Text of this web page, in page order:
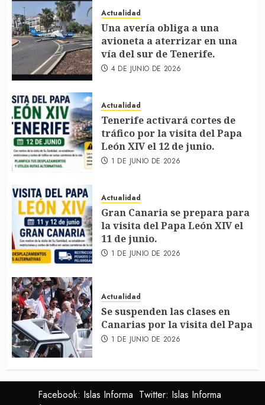
Actualidad
Una avería obliga a una
avioneta a aterrizar en una
vía del sur de Tenerife.
4 DE JUNIO DE 2026
Actualidad
Tenerife activará cortes de
tráfico por la visita del Papa
León XIV el 12 de junio.
1 DE JUNIO DE 2026
Actualidad
Gran Canaria se prepara para
la visita del Papa León XIV el
11 de junio.
1 DE JUNIO DE 2026
Actualidad
Se suspenden las clases en
Canarias por la visita del Papa
1 DE JUNIO DE 2026
Facebook: Islas Informa Twitter: Islas Informa